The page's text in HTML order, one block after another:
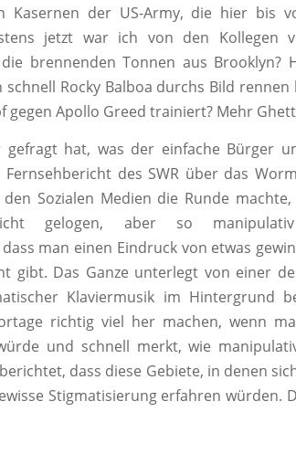
Kasernen der US-Army, die hier bis
jetzt war ich von den Kollegen
brennenden Tonnen aus Brooklyn?
Rocky Balboa durchs Bild rennen
gegen Apollo Greed trainiert? Mehr
hat, was der einfache Bürger
des SWR über das
Sozialen Medien die Runde
gelogen, aber so
man einen Eindruck von etwas
gibt. Das Ganze unterlegt von einer
Klaviermusik im Hintergrund
richtig viel her machen, wenn
und schnell merkt, wie
dass diese Gebiete, in denen
Stigmatisierung erfahren würden.